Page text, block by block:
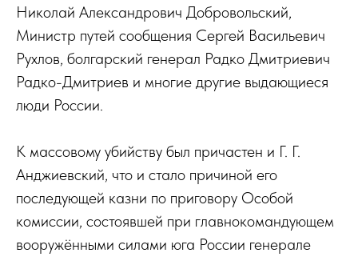
Николай Александрович Добровольский,
Министр путей сообщения Сергей Васильевич
Рухлов, болгарский генерал Радко Дмитриевич
Радко-Дмитриев и многие другие выдающиеся
люди России.
К массовому убийству был причастен и Г. Г.
Анджиевский, что и стало причиной его
последующей казни по приговору Особой
комиссии, состоявшей при главнокомандующем
вооружёнными силами юга России генерале